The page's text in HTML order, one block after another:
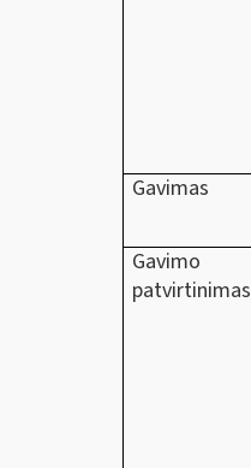
Gavimas
Gavimo
patvirtinimas